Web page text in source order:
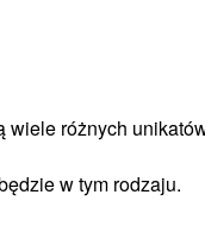
wiele różnych
w tym rodzaju.